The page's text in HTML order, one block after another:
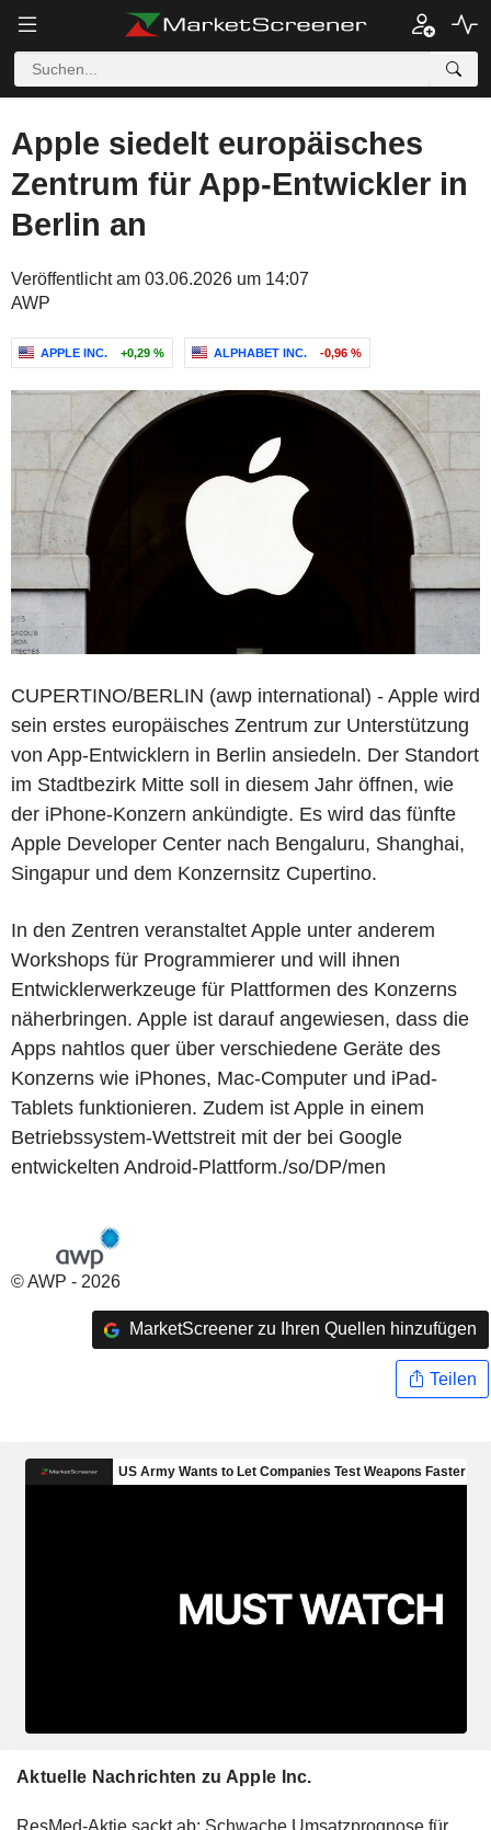
Apple siedelt europäisches
Zentrum für App-Entwickler in
Berlin an
Veröffentlicht am 03.06.2026 um 14:07
AWP
APPLE INC. +0,29 % ALPHABET INC. -0,96 %
CUPERTINO/BERLIN (awp international) - Apple wird
sein erstes europäisches Zentrum zur Unterstützung
von App-Entwicklern in Berlin ansiedeln. Der Standort
im Stadtbezirk Mitte soll in diesem Jahr öffnen, wie
der iPhone-Konzern ankündigte. Es wird das fünfte
Apple Developer Center nach Bengaluru, Shanghai,
Singapur und dem Konzernsitz Cupertino.
In den Zentren veranstaltet Apple unter anderem
Workshops für Programmierer und will ihnen
Entwicklerwerkzeuge für Plattformen des Konzerns
näherbringen. Apple ist darauf angewiesen, dass die
Apps nahtlos quer über verschiedene Geräte des
Konzerns wie iPhones, Mac-Computer und iPad-
Tablets funktionieren. Zudem ist Apple in einem
Betriebssystem-Wettstreit mit der bei Google
entwickelten Android-Plattform./so/DP/men
© AWP - 2026
MarketScreener zu Ihren Quellen hinzufügen
Teilen
Aktuelle Nachrichten zu Apple Inc.
ResMed-Aktie sackt ab: Schwache Umsatzprognose für